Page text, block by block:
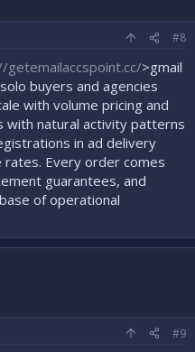
#8
getemailaccspoint.cc/>gmail
buyers and agencies
with volume pricing and
with natural activity patterns
in ad delivery
rates. Every order comes
guarantees, and
of operational
#9